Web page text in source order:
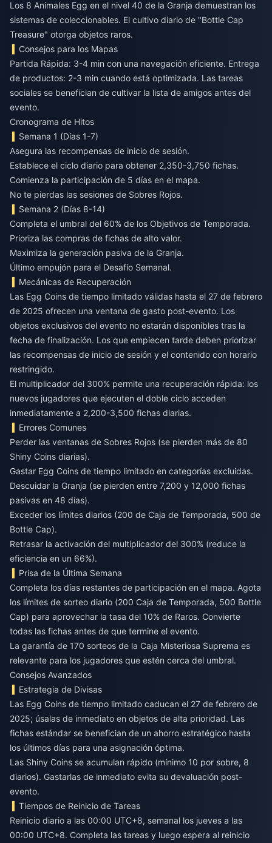
Los 8 Animales Egg en el nivel 40 de la Granja demuestran los
sistemas de coleccionables. El cultivo diario de "Bottle Cap
Treasure" otorga objetos raros.
Consejos para los Mapas
Partida Rápida: 3-4 min con una navegación eficiente. Entrega
de productos: 2-3 min cuando está optimizada. Las tareas
sociales se benefician de cultivar la lista de amigos antes del
evento.
Cronograma de Hitos
Semana 1 (Días 1-7)
Asegura las recompensas de inicio de sesión.
Establece el ciclo diario para obtener 2,350-3,750 fichas.
Comienza la participación de 5 días en el mapa.
No te pierdas las sesiones de Sobres Rojos.
Semana 2 (Días 8-14)
Completa el umbral del 60% de los Objetivos de Temporada.
Prioriza las compras de fichas de alto valor.
Maximiza la generación pasiva de la Granja.
Último empujón para el Desafío Semanal.
Mecánicas de Recuperación
Las Egg Coins de tiempo limitado válidas hasta el 27 de febrero
de 2025 ofrecen una ventana de gasto post-evento. Los
objetos exclusivos del evento no estarán disponibles tras la
fecha de finalización. Los que empiecen tarde deben priorizar
las recompensas de inicio de sesión y el contenido con horario
restringido.
El multiplicador del 300% permite una recuperación rápida: los
nuevos jugadores que ejecuten el doble ciclo acceden
inmediatamente a 2,200-3,500 fichas diarias.
Errores Comunes
Perder las ventanas de Sobres Rojos (se pierden más de 80
Shiny Coins diarias).
Gastar Egg Coins de tiempo limitado en categorías excluidas.
Descuidar la Granja (se pierden entre 7,200 y 12,000 fichas
pasivas en 48 días).
Exceder los límites diarios (200 de Caja de Temporada, 500 de
Bottle Cap).
Retrasar la activación del multiplicador del 300% (reduce la
eficiencia en un 66%).
Prisa de la Última Semana
Completa los días restantes de participación en el mapa. Agota
los límites de sorteo diario (200 Caja de Temporada, 500 Bottle
Cap) para aprovechar la tasa del 10% de Raros. Convierte
todas las fichas antes de que termine el evento.
La garantía de 170 sorteos de la Caja Misteriosa Suprema es
relevante para los jugadores que estén cerca del umbral.
Consejos Avanzados
Estrategia de Divisas
Las Egg Coins de tiempo limitado caducan el 27 de febrero de
2025; úsalas de inmediato en objetos de alta prioridad. Las
fichas estándar se benefician de un ahorro estratégico hasta
los últimos días para una asignación óptima.
Las Shiny Coins se acumulan rápido (mínimo 10 por sobre, 8
diarios). Gastarlas de inmediato evita su devaluación post-
evento.
Tiempos de Reinicio de Tareas
Reinicio diario a las 00:00 UTC+8, semanal los jueves a las
00:00 UTC+8. Completa las tareas y luego espera al reinicio